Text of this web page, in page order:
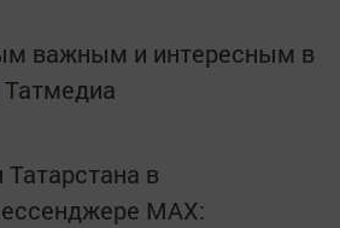
важным и интересным в
Татмедиа
в
MАХ: